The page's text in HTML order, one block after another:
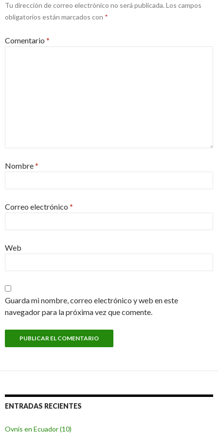
Tu dirección de correo electrónico no será publicada. Los campos
obligatorios están marcados con *
Comentario *
Nombre*
Correo electrónico *
Web
Guarda mi nombre, correo electrónico y web en este
navegador para la próxima vez que comente.
ENTRADAS RECIENTES
Ovnis en Ecuador (10)